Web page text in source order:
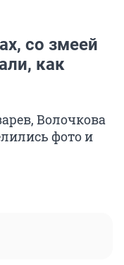
со змеей
как
Волочкова
фото и